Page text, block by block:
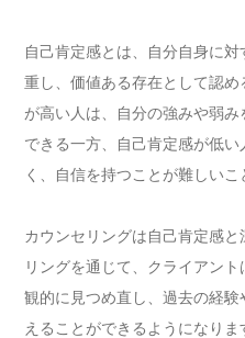
自己肯定感とは、自分自身に
重し、価値ある存在として認
が高い人は、自分の強みや弱
できる一方、自己肯定感が低
く、自信を持つことが難しいこ
カウンセリングは自己肯定感
リングを通じて、クライアン
観的に見つめ直し、過去の経
えることができるようになり